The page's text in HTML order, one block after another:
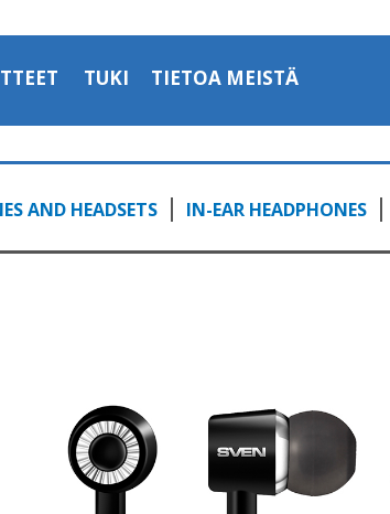
TUKI TIETOA MEISTÄ
AND HEADSETS IN-EAR HEADPHONES